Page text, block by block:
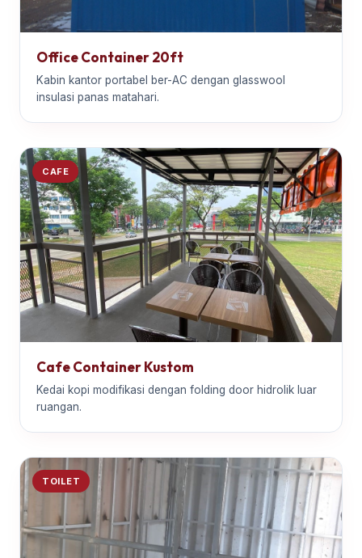
Office Container 20ft
Kabin kantor portabel ber-AC dengan glasswool
insulasi panas matahari.
CAFE
Cafe Container Kustom
Kedai kopi modifikasi dengan folding door hidrolik luar
ruangan.
TOILET